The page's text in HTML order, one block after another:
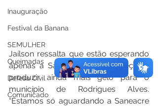
Inauguração
Festival da Banana
SEMULHER
Queimadas
Defesa Civil
Comunicado
Jaílson ressalta que estão esperando
apenas a Saneacre para começar a
produzir ainda mais gelo para o
município de Rodrigues Alves.
“Estamos só aguardando a Saneacre